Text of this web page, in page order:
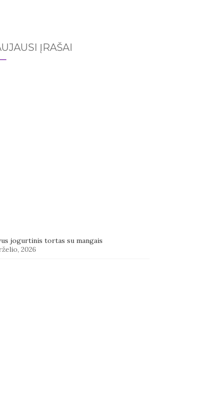
ĮRAŠAI
jogurtinis tortas su mangais
2026